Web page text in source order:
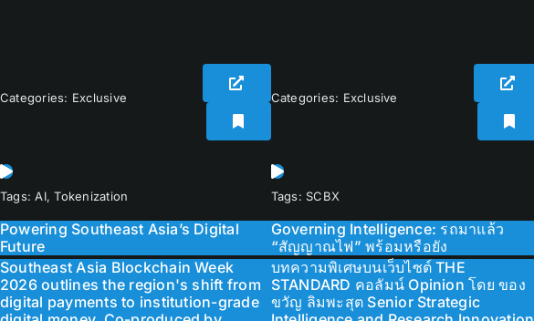
Categories: Exclusive
Tags:AI,Tokenization
Powering Southeast Asia’s Digital
Future
Southeast Asia Blockchain Week
2026 outlines the region's shift from
digital payments to institution-grade
Categories: Exclusive
Tags: SCBX
Governing Intelligence: รถมาแล้ว
“สัญญาณไฟ” พร้อมหรือยัง
บทความพิเศษบนเว็บไซต์ THE
STANDARD คอลัมน์ Opinion โดย ของ
ขวัญ ลิมพะสุต Senior Strategic